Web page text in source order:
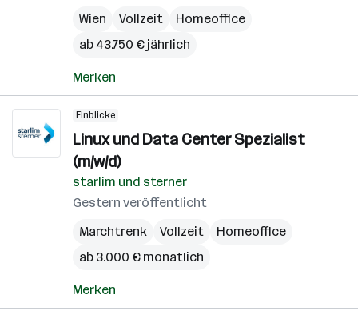
Wien
Vollzeit
Homeoffice
ab 43.750 € jährlich
Merken
Einblicke
Linux und Data Center Spezialist
(m/w/d)
starlim und sterner
Gestern veröffentlicht
Marchtrenk
Vollzeit
Homeoffice
ab 3.000 € monatlich
Merken